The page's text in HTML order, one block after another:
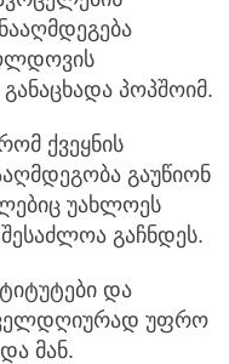
პოპშოიმ.
ქვეყნის
გაუწიონ
უახლოეს
გაჩნდეს.
და
უფრო
მან.